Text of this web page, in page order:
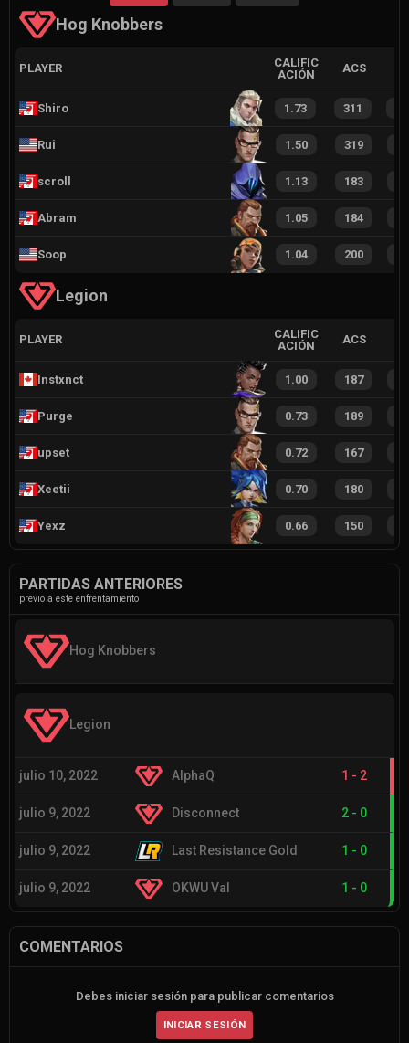
Hog Knobbers
PLAYER
CALIFIC
ACIÓN
ACS
Shiro 1.73 311
Rui 1.50 319
scroll 1.13 183
Abram 1.05 184
Soop 1.04 200
Legion
PLAYER
CALIFIC
ACIÓN
ACS
Instxnct 1.00 187
Purge 0.73 189
upset 0.72 167
Xeetii 0.70 180
Yexz 0.66 150
PARTIDAS ANTERIORES
previo a este enfrentamiento
Hog Knobbers
Legion
julio 10, 2022 AlphaQ 1 - 2
julio 9, 2022 Disconnect 2 - 0
julio 9, 2022 Last Resistance Gold 1 - 0
julio 9, 2022 OKWU Val 1 - 0
COMENTARIOS
Debes iniciar sesión para publicar comentarios
INICIAR SESIÓN